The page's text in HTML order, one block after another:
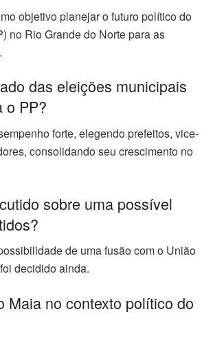
objetivo planejar o futuro político do
no Rio Grande do Norte para as
das eleições municipais
o PP?
forte, elegendo prefeitos, vice-
consolidando seu crescimento no
sobre uma possível
de uma fusão com o União
decidido ainda.
Maia no contexto político do